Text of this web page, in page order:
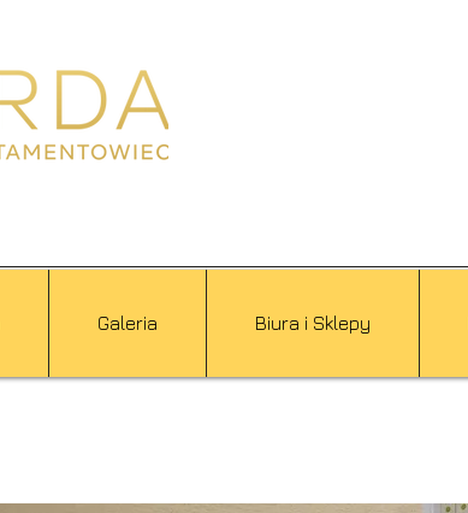
Galeria Biura i Sklepy